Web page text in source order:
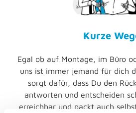
Kurze
Egal ob auf Montage, im Büro
uns ist immer jemand für dich
sorgt dafür, dass Du den
antworten und entscheiden
erreichbar und packt auch